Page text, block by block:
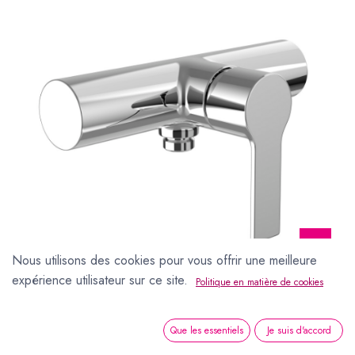
Mélangeur de
douche Swisstap E
Nous utilisons des cookies pour vous offrir une meilleure
expérience utilisateur sur ce site.
Politique en matière de cookies
Que les essentiels Je suis d'accord